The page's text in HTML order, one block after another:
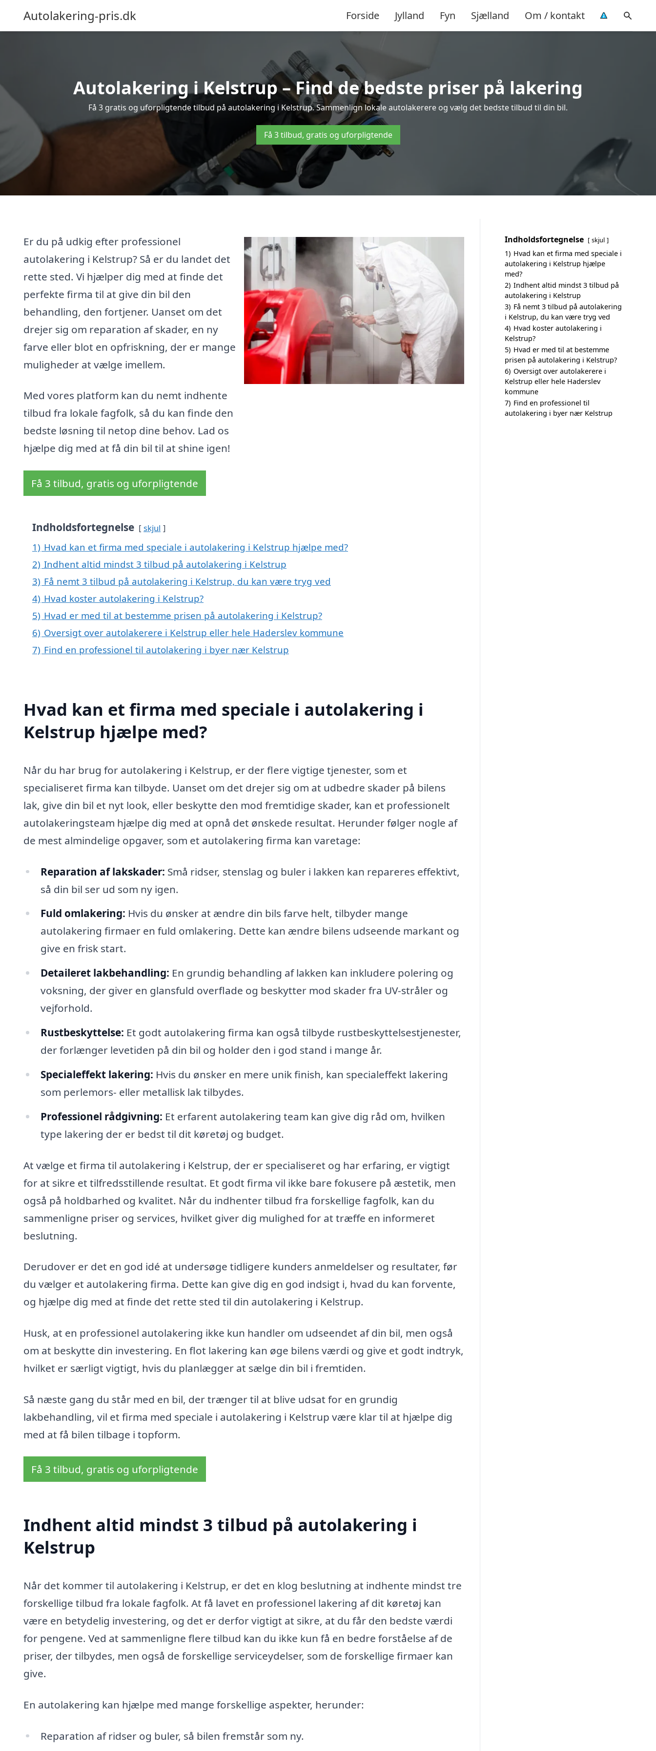
Autolakering-pris.dk Forside Jylland Fyn Sjælland Om / kontakt
Autolakering i Kelstrup – Find de bedste priser på lakering
Få 3 gratis og uforpligtende tilbud på autolakering i Kelstrup. Sammenlign lokale autolakerere og vælg det bedste tilbud til din bil.
Få 3 tilbud, gratis og uforpligtende
Er du på udkig efter professionel
autolakering i Kelstrup? Så er du landet det
rette sted. Vi hjælper dig med at finde det
perfekte firma til at give din bil den
behandling, den fortjener. Uanset om det
drejer sig om reparation af skader, en ny
farve eller blot en opfriskning, der er mange
muligheder at vælge imellem.
Med vores platform kan du nemt indhente
tilbud fra lokale fagfolk, så du kan finde den
bedste løsning til netop dine behov. Lad os
hjælpe dig med at få din bil til at shine igen!
Få 3 tilbud, gratis og uforpligtende
Indholdsfortegnelse skjul
1) Hvad kan et firma med speciale i autolakering i Kelstrup hjælpe med?
2) Indhent altid mindst 3 tilbud på autolakering i Kelstrup
3) Få nemt 3 tilbud på autolakering i Kelstrup, du kan være tryg ved
4) Hvad koster autolakering i Kelstrup?
5) Hvad er med til at bestemme prisen på autolakering i Kelstrup?
6) Oversigt over autolakerere i Kelstrup eller hele Haderslev kommune
7) Find en professionel til autolakering i byer nær Kelstrup
Hvad kan et firma med speciale i autolakering i
Kelstrup hjælpe med?
Når du har brug for autolakering i Kelstrup, er der flere vigtige tjenester, som et
specialiseret firma kan tilbyde. Uanset om det drejer sig om at udbedre skader på bilens
lak, give din bil et nyt look, eller beskytte den mod fremtidige skader, kan et professionelt
autolakeringsteam hjælpe dig med at opnå det ønskede resultat. Herunder følger nogle af
de mest almindelige opgaver, som et autolakering firma kan varetage:
Reparation af lakskader: Små ridser, stenslag og buler i lakken kan repareres effektivt,
så din bil ser ud som ny igen.
Fuld omlakering: Hvis du ønsker at ændre din bils farve helt, tilbyder mange
autolakering firmaer en fuld omlakering. Dette kan ændre bilens udseende markant og
give en frisk start.
Detaileret lakbehandling: En grundig behandling af lakken kan inkludere polering og
voksning, der giver en glansfuld overflade og beskytter mod skader fra UV-stråler og
vejforhold.
Rustbeskyttelse: Et godt autolakering firma kan også tilbyde rustbeskyttelsestjenester,
der forlænger levetiden på din bil og holder den i god stand i mange år.
Specialeffekt lakering: Hvis du ønsker en mere unik finish, kan specialeffekt lakering
som perlemors- eller metallisk lak tilbydes.
Professionel rådgivning: Et erfarent autolakering team kan give dig råd om, hvilken
type lakering der er bedst til dit køretøj og budget.
At vælge et firma til autolakering i Kelstrup, der er specialiseret og har erfaring, er vigtigt
for at sikre et tilfredsstillende resultat. Et godt firma vil ikke bare fokusere på æstetik, men
også på holdbarhed og kvalitet. Når du indhenter tilbud fra forskellige fagfolk, kan du
sammenligne priser og services, hvilket giver dig mulighed for at træffe en informeret
beslutning.
Derudover er det en god idé at undersøge tidligere kunders anmeldelser og resultater, før
du vælger et autolakering firma. Dette kan give dig en god indsigt i, hvad du kan forvente,
og hjælpe dig med at finde det rette sted til din autolakering i Kelstrup.
Husk, at en professionel autolakering ikke kun handler om udseendet af din bil, men også
om at beskytte din investering. En flot lakering kan øge bilens værdi og give et godt indtryk,
hvilket er særligt vigtigt, hvis du planlægger at sælge din bil i fremtiden.
Så næste gang du står med en bil, der trænger til at blive udsat for en grundig
lakbehandling, vil et firma med speciale i autolakering i Kelstrup være klar til at hjælpe dig
med at få bilen tilbage i topform.
Få 3 tilbud, gratis og uforpligtende
Indhent altid mindst 3 tilbud på autolakering i
Kelstrup
Når det kommer til autolakering i Kelstrup, er det en klog beslutning at indhente mindst tre
forskellige tilbud fra lokale fagfolk. At få lavet en professionel lakering af dit køretøj kan
være en betydelig investering, og det er derfor vigtigt at sikre, at du får den bedste værdi
for pengene. Ved at sammenligne flere tilbud kan du ikke kun få en bedre forståelse af de
priser, der tilbydes, men også de forskellige serviceydelser, som de forskellige firmaer kan
give.
En autolakering kan hjælpe med mange forskellige aspekter, herunder:
Reparation af ridser og buler, så bilen fremstår som ny.
Indholdsfortegnelse skjul
1) Hvad kan et firma med speciale i
autolakering i Kelstrup hjælpe
med?
2) Indhent altid mindst 3 tilbud på
autolakering i Kelstrup
3) Få nemt 3 tilbud på autolakering
i Kelstrup, du kan være tryg ved
4) Hvad koster autolakering i
Kelstrup?
5) Hvad er med til at bestemme
prisen på autolakering i Kelstrup?
6) Oversigt over autolakerere i
Kelstrup eller hele Haderslev
kommune
7) Find en professionel til
autolakering i byer nær Kelstrup